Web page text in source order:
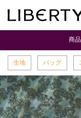
商
生地 バッグ